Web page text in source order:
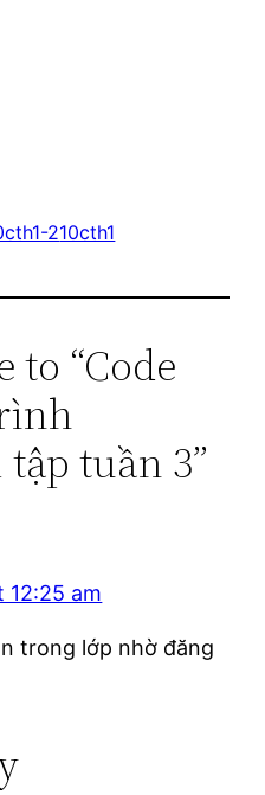
210cth1
to “Code
tuần 3”
12:25 am
trong lớp nhờ đăng